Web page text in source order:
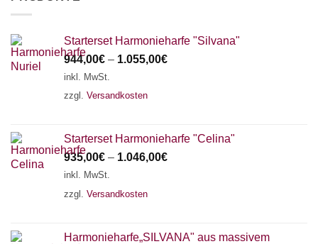
Starterset Harmonieharfe "Silvana"
944,00€ – 1.055,00€
inkl. MwSt.
zzgl. Versandkosten
Starterset Harmonieharfe "Celina"
935,00€ – 1.046,00€
inkl. MwSt.
zzgl. Versandkosten
Harmonieharfe„SILVANA" aus massivem